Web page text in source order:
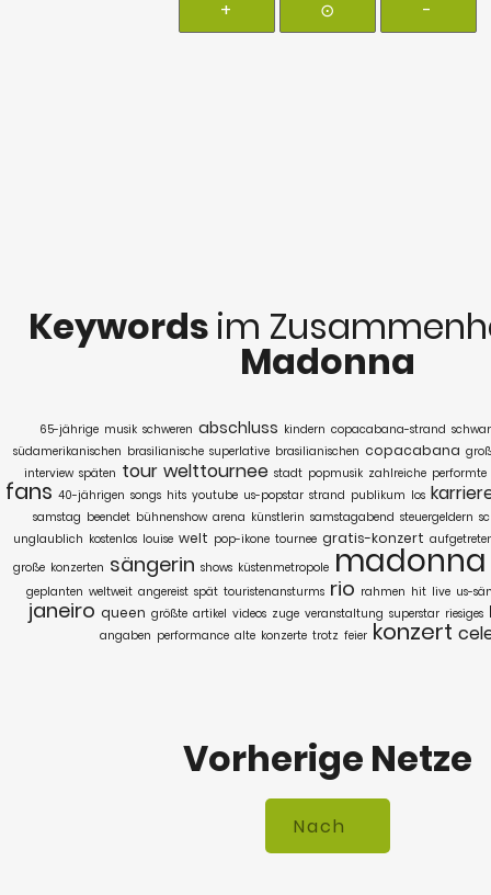
+ ⊙ -
Keywords im
Madonna
65-jährige musik schweren abschluss kindern copacabana-strand
südamerikanischen brasilianische superlative brasilianischen copacabana
interview späten tour welttournee stadt popmusik zahlreiche performte
fans 40-jährigen songs hits youtube us-popstar strand publikum los
samstag beendet bühnenshow arena künstlerin samstagabend steuergeldern
unglaublich kostenlos louise welt pop-ikone tournee gratis-konzert
große konzerten sängerin shows küstenmetropole madonna
geplanten weltweit angereist spät touristenansturms rio rahmen hit live us-
janeiro queen größte artikel videos zuge veranstaltung superstar riesiges
angaben performance alte konzerte trotz feier konzert
Vorherige Netze